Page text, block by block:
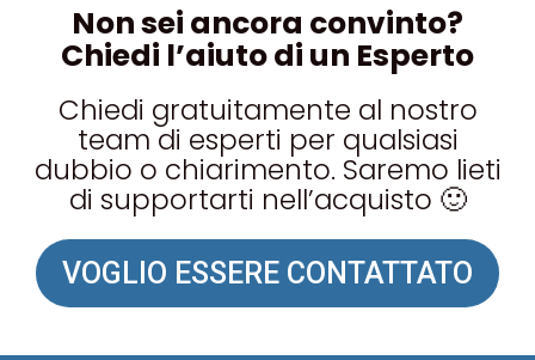
Non sei ancora convinto?
Chiedi l’aiuto di un Esperto
Chiedi gratuitamente al nostro
team di esperti per qualsiasi
dubbio o chiarimento. Saremo lieti
di supportarti nell’acquisto 🙂
VOGLIO ESSERE CONTATTATO